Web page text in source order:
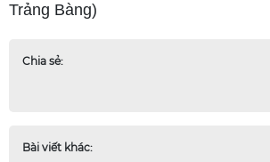
Trảng Bàng)
Chia sẻ:
Bài viết khác: